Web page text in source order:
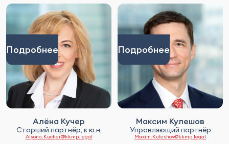
Подробнее
Алёна Кучер
Старший партнёр, к.ю.н.
Alyona.Kucher@kkmp.legal
Подробнее
Максим Кулешов
Управляющий партнёр
Maxim.Kuleshov@kkmp.legal